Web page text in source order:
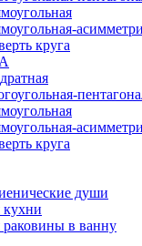
круга
круга
души
кухни
раковины в ванну